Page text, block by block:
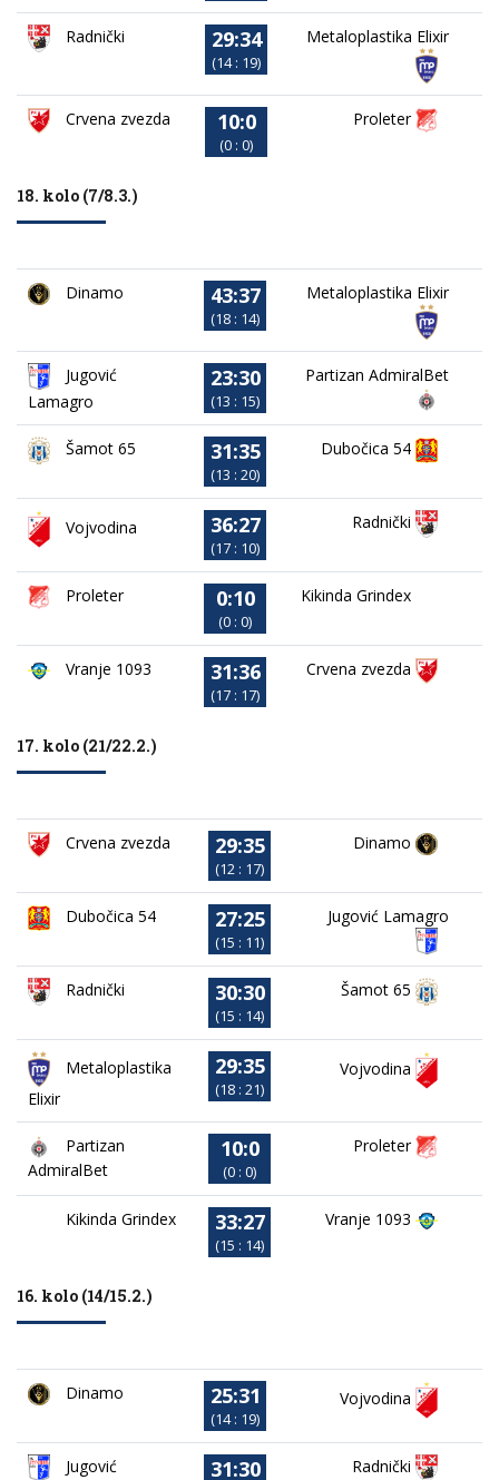
Radnički 29:34
(14 : 19)
Metaloplastika Elixir
Crvena zvezda 10:0
(0 : 0)
Proleter
18. kolo (7/8.3.)
Dinamo 43:37
(18 : 14)
Metaloplastika Elixir
Jugović
Lamagro
23:30
(13 : 15)
Partizan AdmiralBet
Šamot 65 31:35
(13 : 20)
Dubočica 54
Vojvodina 36:27
(17 : 10)
Radnički
Proleter 0:10
(0 : 0)
Kikinda Grindex
Vranje 1093 31:36
(17 : 17)
Crvena zvezda
17. kolo (21/22.2.)
Crvena zvezda 29:35
(12 : 17)
Dinamo
Dubočica 54 27:25
(15 : 11)
Jugović Lamagro
Radnički 30:30
(15 : 14)
Šamot 65
Metaloplastika
Elixir
29:35
(18 : 21)
Vojvodina
Partizan
AdmiralBet
10:0
(0 : 0)
Proleter
Kikinda Grindex 33:27
(15 : 14)
Vranje 1093
16. kolo (14/15.2.)
Dinamo 25:31
(14 : 19)
Vojvodina
Jugović 31:30 Radnički